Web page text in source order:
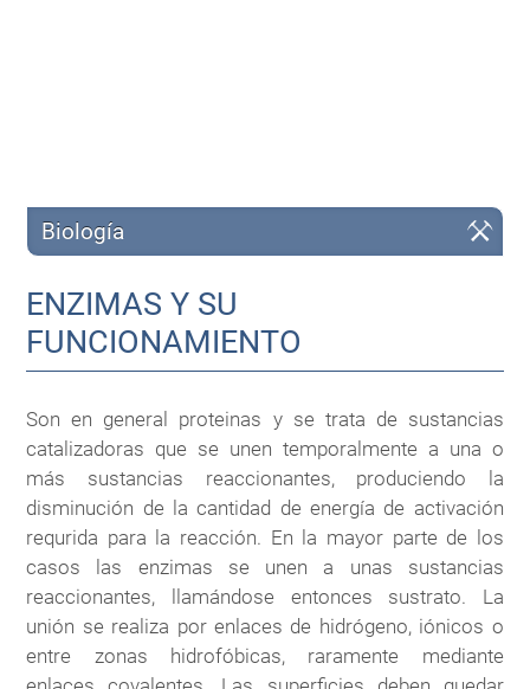
Biología
ENZIMAS Y SU
FUNCIONAMIENTO
Son en general proteinas y se trata de sustancias
catalizadoras que se unen temporalmente a una o
más sustancias reaccionantes, produciendo la
disminución de la cantidad de energía de activación
requrida para la reacción. En la mayor parte de los
casos las enzimas se unen a unas sustancias
reaccionantes, llamándose entonces sustrato. La
unión se realiza por enlaces de hidrógeno, iónicos o
entre zonas hidrofóbicas, raramente mediante